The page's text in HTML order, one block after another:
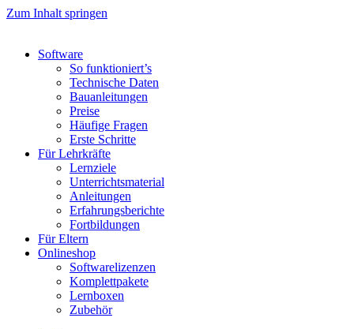
Zum Inhalt springen
Software
So funktioniert’s
Technische Daten
Bauanleitungen
Preise
Häufige Fragen
Erste Schritte
Für Lehrkräfte
Lernziele
Unterrichtsmaterial
Anleitungen
Erfahrungsberichte
Fortbildungen
Für Eltern
Onlineshop
Softwarelizenzen
Komplettpakete
Lernboxen
Zubehör